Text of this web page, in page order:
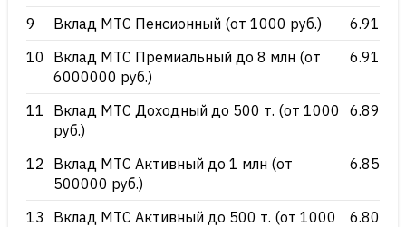
9 Вклад МТС Пенсионный (от 1000 руб.)
6.91
10
Вклад МТС Премиальный до 8 млн (от
6000000 руб.)
6.91
11
Вклад МТС Доходный до 500 т. (от 1000
руб.)
6.89
12 Вклад МТС Активный до 1 млн (от
500000 руб.)
6.85
13
Вклад МТС Активный до 500 т. (от 1000
6.80